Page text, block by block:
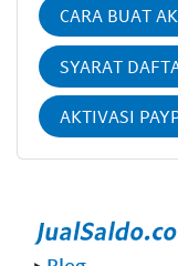
CARA BUAT
SYARAT
AKTIVASI